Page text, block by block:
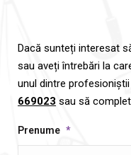
Dacă sunteți interesat
sau aveți întrebări la
unul dintre
669023 sau să
Prenume *